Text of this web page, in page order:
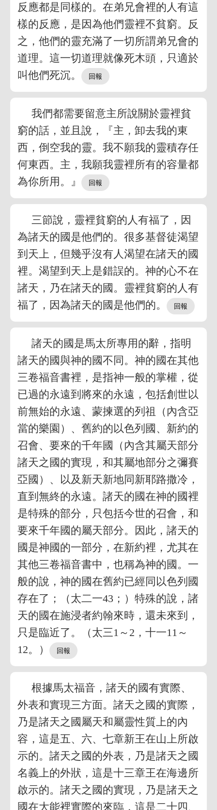
反應都是同樣的。在弟兄會裡的人有這
樣的反應，是因為他們靈裡不貧窮。反
之，他們的靈充滿了一切所謂弟兄會的
道理。這一切道理就像死木頭，只適於
叫他們死沉。
我們都需要留意主所說關於靈裡貧
窮的話，並且說，『主，卸去我的東
西，倒空我的靈。我不願我的靈積存任
何東西。主，我願我靈裡所有的容量都
為你所用。』
三節說，靈裡貧窮的人有福了，因
為諸天的國是他們的。很多基督徒渴望
到天上，但幾乎沒有人渴望在諸天的國
裡。渴望到天上是錯誤的。神的心不在
諸天，乃在諸天的國。靈裡貧窮的人有
福了，因為諸天的國是他們的。
諸天的國是馬太所專用的辭，指明
諸天的國與神的國不同。神的國在其他
三卷福音書裡，是指神一般的掌權，從
已過的永遠到將來的永遠，包括創世以
前無始的永遠、蒙揀選的列祖（內含亞
當的樂園）、舊約的以色列國、新約的
召會、要來的千年國（內含其屬天部分
諸天之國的實現，和其屬地部分之彌賽
亞國）、以及新天新地同新耶路撒冷，
直到無終的永遠。諸天的國在神的國裡
是特殊的部分，只包括今世的召會，和
要來千年國的屬天部分。因此，諸天的
國是神國的一部分，在新約裡，尤其在
其他三卷福音書中，也稱為神的國。一
般的說，神的國在舊約已經同以色列國
存在了；（太二一43；）特殊的說，諸
天的國在施浸者約翰來時，還未來到，
只是臨近了。（太三1～2，十一11～
12。）
根據馬太福音，諸天的國有實際、
外表和實現三方面。諸天之國的實際，
乃是諸天之國屬天和屬靈性質上的內
容，這是五、六、七章新王在山上所啟
示的。諸天之國的外表，乃是諸天之國
名義上的外狀，這是十三章王在海邊所
啟示的。諸天之國的實現，乃是諸天之
國在大能裡實際的來臨，這是二十四、